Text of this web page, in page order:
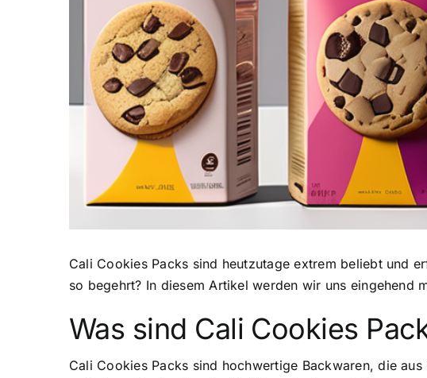
Cali Cookies Packs sind heutzutage extrem beliebt und
so begehrt? In diesem Artikel werden wir uns eingehend
Was sind Cali Cookies
Cali Cookies Packs sind hochwertige Backwaren, die aus